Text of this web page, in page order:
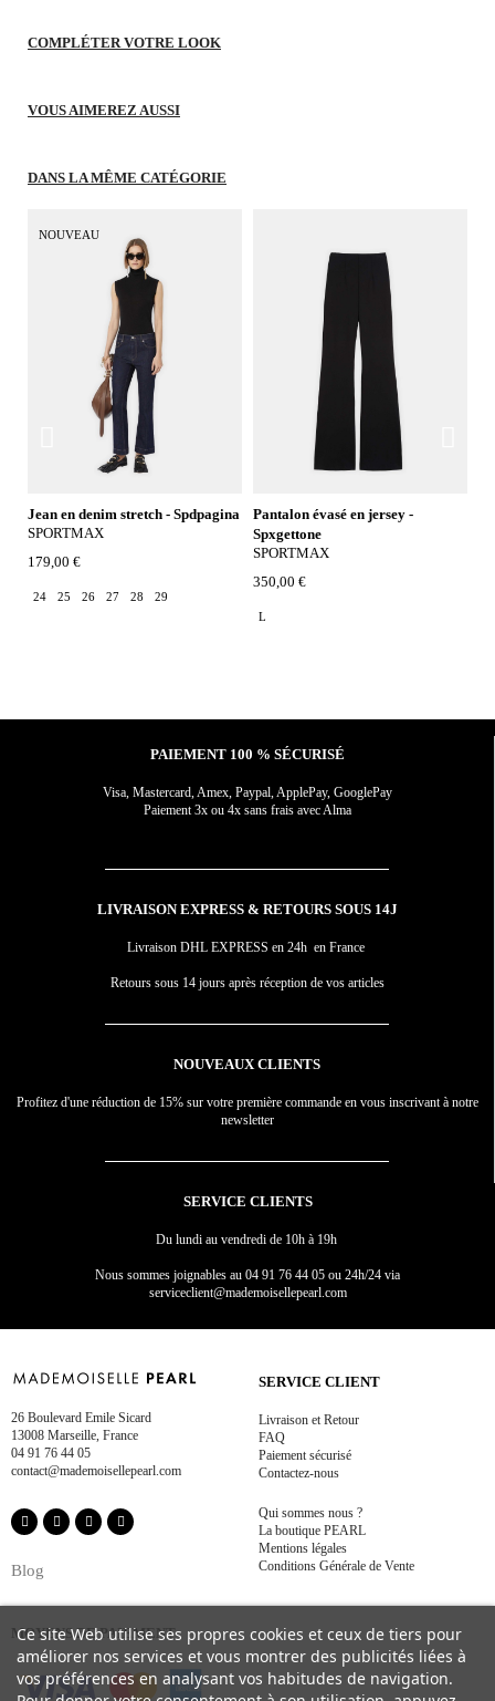
COMPLÉTER VOTRE LOOK
VOUS AIMEREZ AUSSI
DANS LA MÊME CATÉGORIE
NOUVEAU
Jean en denim stretch - Spdpagina
SPORTMAX
179,00 €
24 25 26 27 28 29
Pantalon évasé en jersey -
Spxgettone
SPORTMAX
350,00 €
L
PAIEMENT 100 % SÉCURISÉ
Visa, Mastercard, Amex, Paypal, ApplePay, GooglePay
Paiement 3x ou 4x sans frais avec Alma
LIVRAISON EXPRESS & RETOURS SOUS 14J
Livraison DHL EXPRESS en 24h en France
Retours sous 14 jours après réception de vos articles
NOUVEAUX CLIENTS
Profitez d'une réduction de 15% sur votre première commande en vous inscrivant à notre
newsletter
SERVICE CLIENTS
Du lundi au vendredi de 10h à 19h
Nous sommes joignables au 04 91 76 44 05 ou 24h/24 via
serviceclient@mademoisellepearl.com
26 Boulevard Emile Sicard
13008 Marseille, France
04 91 76 44 05
contact@mademoisellepearl.com
Blog
SERVICE CLIENT
Livraison et Retour
FAQ
Paiement sécurisé
Contactez-nous
Qui sommes nous ?
La boutique PEARL
Mentions légales
Conditions Générale de Vente
MOYENS DE PAIEMENT
Ce site Web utilise ses propres cookies et ceux de tiers pour
améliorer nos services et vous montrer des publicités liées à
vos préférences en analysant vos habitudes de navigation.